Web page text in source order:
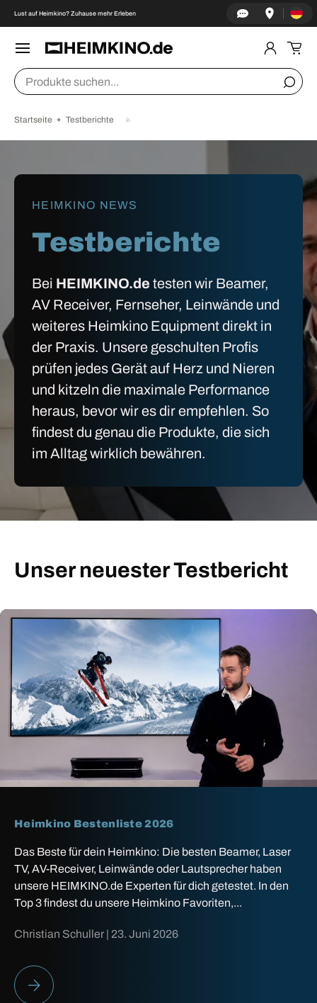
↵Zum Inhalt springen
↵Zum Menü springen
↵Fußzeile springen
↵Barrierefreiheits-Widget öffnen
DIREKT ZUM INHALT
Lust auf Heimkino? Zuhause mehr Erleben Land/
Suchen
Startseite Testberichte
HEIMKINO NEWS
Testberichte
Bei HEIMKINO.de testen wir Beamer,
AV Receiver, Fernseher, Leinwände und
weiteres Heimkino Equipment direkt in
der Praxis. Unsere geschulten Profis
prüfen jedes Gerät auf Herz und Nieren
und kitzeln die maximale Performance
heraus, bevor wir es dir empfehlen. So
findest du genau die Produkte, die sich
im Alltag wirklich bewähren.
Unser neuester Testbericht
Heimkino Bestenliste 2026
Das Beste für dein Heimkino: Die besten Beamer, Laser
TV, AV-Receiver, Leinwände oder Lautsprecher haben
unsere HEIMKINO.de Experten für dich getestet. In den
Top 3 findest du unsere Heimkino Favoriten,...
Christian Schuller | 23. Juni 2026
HEIMKINO BESTENLISTE 2026